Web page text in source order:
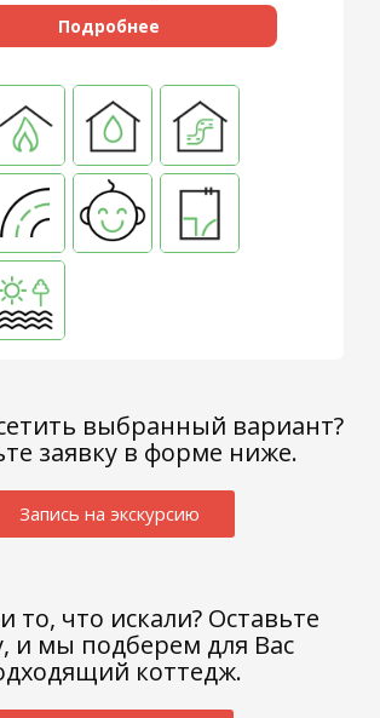
Подробнее
выбранный вариант?
заявку в форме ниже.
Запись на экскурсию
то, что искали? Оставьте
и мы подберем для Вас
коттедж.